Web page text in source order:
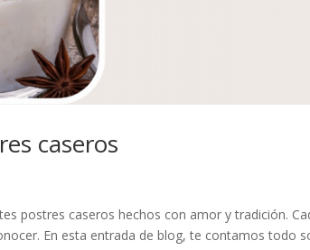
caseros
postres caseros hechos con amor y tradición.
En esta entrada de blog, te contamos todo